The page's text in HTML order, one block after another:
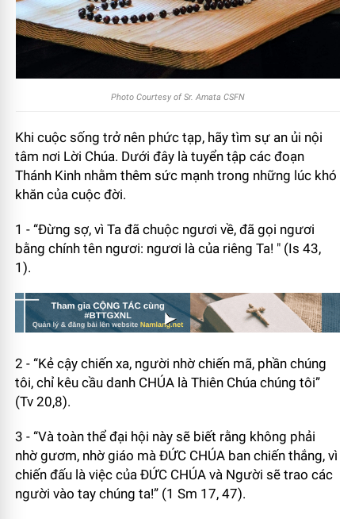
Photo Courtesy of Sr. Amata CSFN
Khi cuộc sống trở nên phức tạp, hãy tìm sự an ủi nội
tâm nơi Lời Chúa. Dưới đây là tuyển tập các đoạn
Thánh Kinh nhằm thêm sức mạnh trong những lúc khó
khăn của cuộc đời.
1 - “Đừng sợ, vì Ta đã chuộc ngươi về, đã gọi ngươi
bằng chính tên ngươi: ngươi là của riêng Ta! " (Is 43,
1).
2 - “Kẻ cậy chiến xa, người nhờ chiến mã, phần chúng
tôi, chỉ kêu cầu danh CHÚA là Thiên Chúa chúng tôi”
(Tv 20,8).
3 - “Và toàn thể đại hội này sẽ biết rằng không phải
nhờ gươm, nhờ giáo mà ĐỨC CHÚA ban chiến thắng, vì
chiến đấu là việc của ĐỨC CHÚA và Người sẽ trao các
người vào tay chúng ta!” (1 Sm 17, 47).